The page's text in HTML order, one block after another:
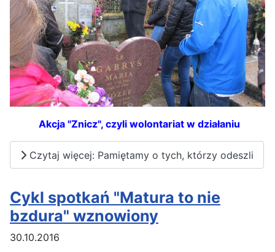
Akcja "Znicz", czyli wolontariat w działaniu
Czytaj więcej: Pamiętamy o tych, którzy odeszli
Cykl spotkań "Matura to nie
bzdura" wznowiony
30.10.2016